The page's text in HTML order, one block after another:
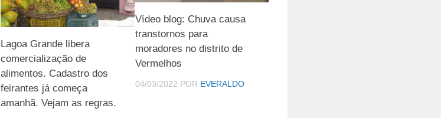
Lagoa Grande libera
comercialização de
alimentos. Cadastro dos
feirantes já começa
amanhã. Vejam as regras.
Vídeo blog: Chuva causa
transtornos para
moradores no distrito de
Vermelhos
04/03/2022 POR EVERALDO